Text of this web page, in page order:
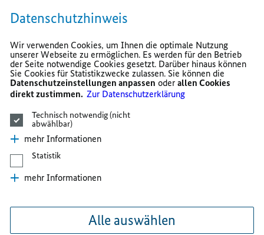
Datenschutzhinweis
Wir verwenden Cookies, um Ihnen die optimale Nutzung
unserer Webseite zu ermöglichen. Es werden für den Betrieb
der Seite notwendige Cookies gesetzt. Darüber hinaus können
Sie Cookies für Statistikzwecke zulassen. Sie können die
Datenschutzeinstellungen anpassen oderallen Cookies
direkt zustimmen.Zur Datenschutzerklärung
Technisch notwendig (nicht
abwählbar)
mehr Informationen
Statistik
mehr Informationen
Alle auswählen